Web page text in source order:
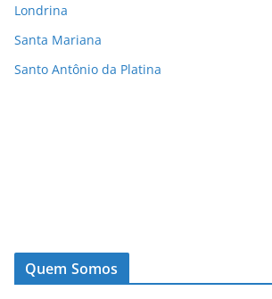
Londrina
Santa Mariana
Santo Antônio da Platina
Quem Somos